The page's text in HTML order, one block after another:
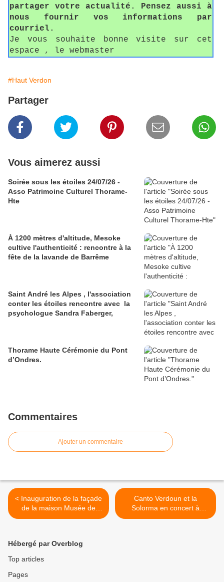
partager votre actualité. Pensez aussi à
nous fournir vos informations par
courriel.
Je vous souhaite bonne visite sur cet
espace , le webmaster
#Haut Verdon
Partager
Vous aimerez aussi
Soirée sous les étoiles 24/07/26 -
Asso Patrimoine Culturel Thorame-
Hte
À 1200 mètres d'altitude, Mesoke
cultive l'authenticité : rencontre à la
fête de la lavande de Barrême
Saint André les Alpes , l'association
conter les étoiles rencontre avec la
psychologue Sandra Faberger,
Thorame Haute Cérémonie du Pont
d’Ondres.
Commentaires
Ajouter un commentaire
< Inauguration de la façade
de la maison Musée de
Colmars les Alpes
Canto Verdoun et la
Solorma en concert à
Colmars les Alpes >
Hébergé par Overblog
Top articles
Pages